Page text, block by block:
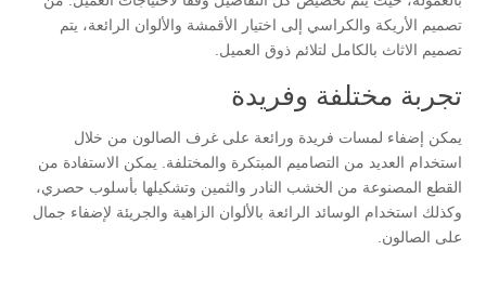
تصميم الأريكة والكراسي إلى اختيار الأقمشة والألوان الرائعة، يتم
تصميم الاثاث بالكامل لتلائم ذوق العميل.
تجربة مختلفة وفريدة
يمكن إضفاء لمسات فريدة ورائعة على غرف الصالون من خلال
استخدام العديد من التصاميم المبتكرة والمختلفة. يمكن الاستفادة من
القطع المصنوعة من الخشب النادر والثمين وتشكيلها بأسلوب حصري،
وكذلك استخدام الوسائد الرائعة بالألوان الزاهية والجريئة لإضفاء جمال
على الصالون.